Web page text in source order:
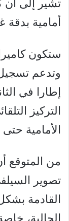
تشير إلى أن
أمامية
إطارا في
التركيز
الأمامية حتى
من المتوقع
تصوير
القادمة
الحالية،